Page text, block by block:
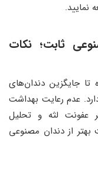
نمایید.
ثابت؛ نکات
جایگزین دندان‌های
عدم رعایت بهداشت
عفونت لثه و تحلیل
بهتر از دندان مصنوعی